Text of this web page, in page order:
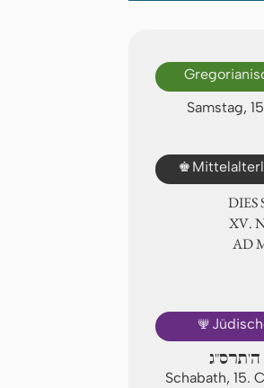
Samstag,
♚
DIES
ⅩⅤ.
AD
🕎
ה'תרס"ג
Schabath, 15.